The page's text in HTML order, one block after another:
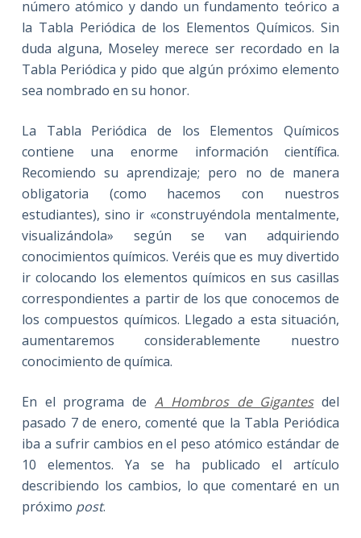
número atómico y dando un fundamento teórico a
la Tabla Periódica de los Elementos Químicos. Sin
duda alguna, Moseley merece ser recordado en la
Tabla Periódica y pido que algún próximo elemento
sea nombrado en su honor.
La Tabla Periódica de los Elementos Químicos
contiene una enorme información científica.
Recomiendo su aprendizaje; pero no de manera
obligatoria (como hacemos con nuestros
estudiantes), sino ir «construyéndola mentalmente,
visualizándola» según se van adquiriendo
conocimientos químicos. Veréis que es muy divertido
ir colocando los elementos químicos en sus casillas
correspondientes a partir de los que conocemos de
los compuestos químicos. Llegado a esta situación,
aumentaremos considerablemente nuestro
conocimiento de química.
En el programa de A Hombros de Gigantesdel
pasado 7 de enero, comenté que la Tabla Periódica
iba a sufrir cambios en el peso atómico estándar de
10 elementos. Ya se ha publicado el artículo
describiendo los cambios, lo que comentaré en un
próximo post.